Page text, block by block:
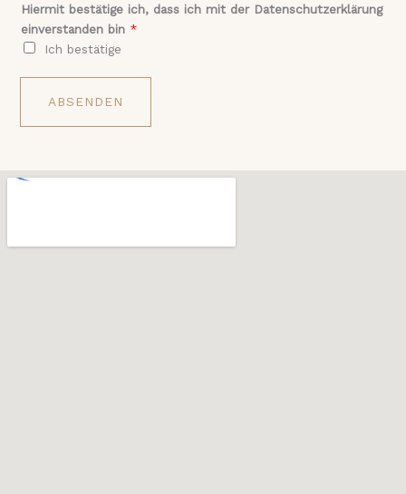
Hiermit bestätige ich, dass ich mit der Datenschutzerklärung
einverstanden bin *
Ich bestätige
ABSENDEN